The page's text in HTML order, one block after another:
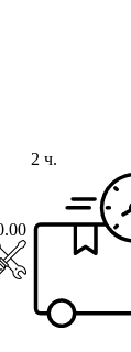
2 ч.